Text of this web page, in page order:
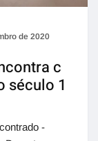
de 2020
c
século 1
-